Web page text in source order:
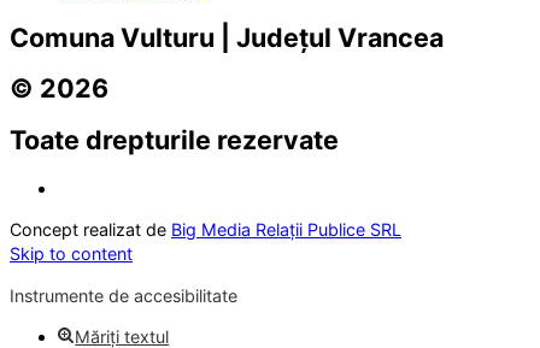
Comuna Vulturu | Județul Vrancea
© 2026
Toate drepturile rezervate
Concept realizat de Big Media Relații Publice SRL
Skip to content
Instrumente de accesibilitate
Măriți textul